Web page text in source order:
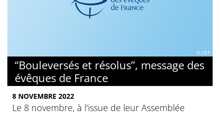
© CEF
“Bouleversés et résolus”, message des
évêques de France
8 NOVEMBRE 2022
Le 8 novembre, à l'issue de leur Assemblée